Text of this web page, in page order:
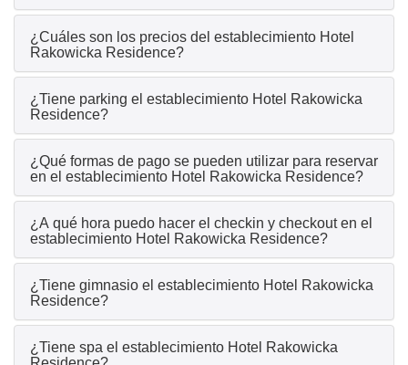
¿Cuáles son los precios del establecimiento Hotel
Rakowicka Residence?
¿Tiene parking el establecimiento Hotel Rakowicka
Residence?
¿Qué formas de pago se pueden utilizar para reservar
en el establecimiento Hotel Rakowicka Residence?
¿A qué hora puedo hacer el checkin y checkout en el
establecimiento Hotel Rakowicka Residence?
¿Tiene gimnasio el establecimiento Hotel Rakowicka
Residence?
¿Tiene spa el establecimiento Hotel Rakowicka